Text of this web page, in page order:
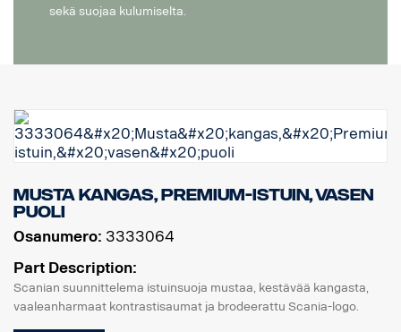
sekä suojaa kulumiselta.
Musta kangas, Premium-istuin, vasen
puoli
Osanumero: 3333064
Part Description:
Scanian suunnittelema istuinsuoja mustaa, kestävää kangasta,
vaaleanharmaat kontrastisaumat ja brodeerattu Scania-logo.